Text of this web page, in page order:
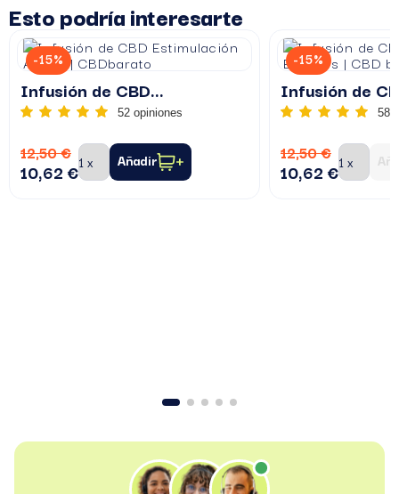
Esto podría interesarte
Infusión de CBD...
52 opiniones
12,50 €
10,62 € Añadir
-15%
Infusión de
58
12,50 €
10,62 €
-15%